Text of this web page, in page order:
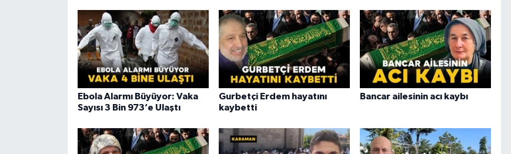
Ebola Alarmı Büyüyor: Vaka
Sayısı 3 Bin 973’e Ulaştı
Gurbetçi Erdem hayatını
kaybetti
Bancar ailesinin acı kaybı